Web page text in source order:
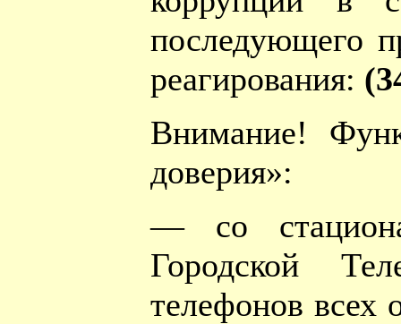
последующего
реагирования:
Внимание!
доверия»:
— со
Городской
телефонов всех